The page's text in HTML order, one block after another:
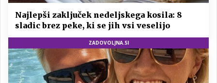
Najlepši zaključek nedeljskega kosila: 8
sladic brez peke, ki se jih vsi veselijo
ZADOVOLJNA.SI